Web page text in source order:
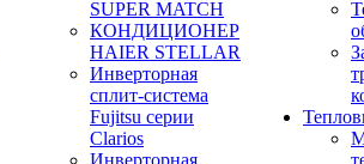
SUPER MATCH
КОНДИЦИОНЕР
HAIER STELLAR
Инверторная
сплит-система
Fujitsu серии
Clarios
Инверторная